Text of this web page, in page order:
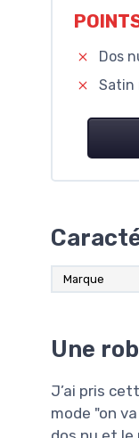
Dos
Satin
Marque
Une
J’ai pris
mode "on